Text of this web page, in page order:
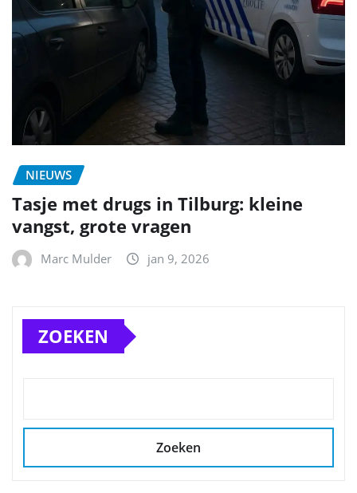
NIEUWS
Tasje met drugs in Tilburg: kleine
vangst, grote vragen
Marc Mulder jan 9, 2026
ZOEKEN
Zoeken